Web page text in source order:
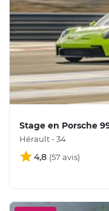
Stage en Porsche
Hérault - 34
4,8